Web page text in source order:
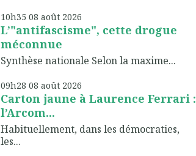
10h35 08 août 2026
L’"antifascisme", cette drogue
méconnue
Synthèse nationale Selon la maxime...
09h28 08 août 2026
Carton jaune à Laurence Ferrari :
l’Arcom...
Habituellement, dans les démocraties,
les...